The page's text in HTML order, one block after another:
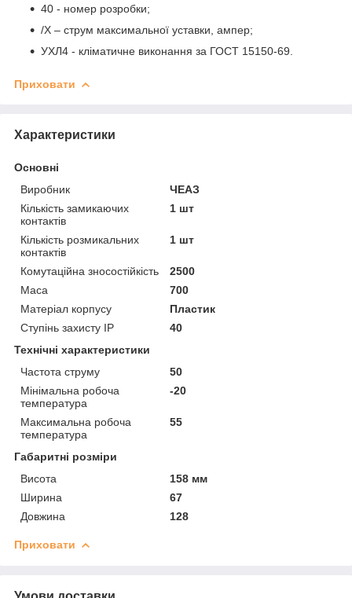
40 - номер розробки;
/Х – струм максимальної уставки, ампер;
УХЛ4 - кліматичне виконання за ГОСТ 15150-69.
Приховати
Характеристики
Основні
Виробник
ЧЕАЗ
Кількість замикаючих
контактів
1 шт
Кількість розмикальних
контактів
1 шт
Комутаційна зносостійкість
2500
Маса
700
Матеріал корпусу
Пластик
Ступінь захисту IP
40
Технічні характеристики
Частота струму
50
Мінімальна робоча
температура
-20
Максимальна робоча
температура
55
Габаритні розміри
Висота
158 мм
Ширина
67
Довжина
128
Приховати